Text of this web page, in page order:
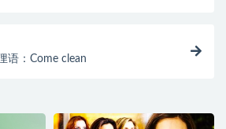
语：Come clean